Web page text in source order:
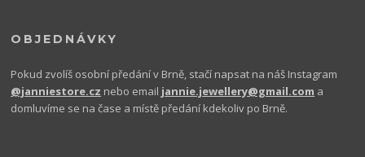
OBJEDNÁVKY
Pokud zvolíš osobní předání v Brně, stačí napsat na náš Instagram
@janniestore.cz nebo email jannie.jewellery@gmail.com a
domluvíme se na čase a místě předání kdekoliv po Brně.